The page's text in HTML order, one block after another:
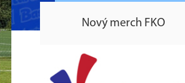
Nový merch FKO